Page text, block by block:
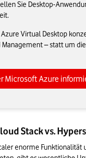
Sie Desktop-
Virtual Desktop
– statt um
Microsoft Azure
Stack vs.
enorme Funktionalität